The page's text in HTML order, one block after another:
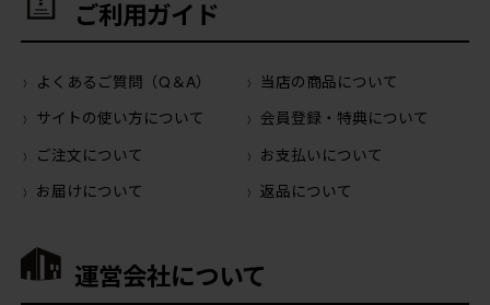
ご利用ガイド
よくあるご質問（Q＆A）
当店の商品について
サイトの使い方について
会員登録・特典について
ご注文について
お支払いについて
お届けについて
返品について
運営会社について